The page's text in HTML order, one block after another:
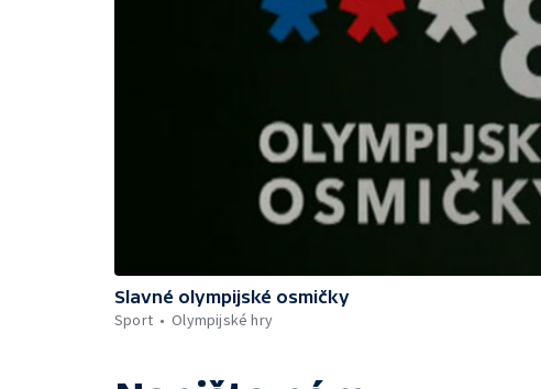
Slavné olympijské osmičky
Sport
Olympijské hry